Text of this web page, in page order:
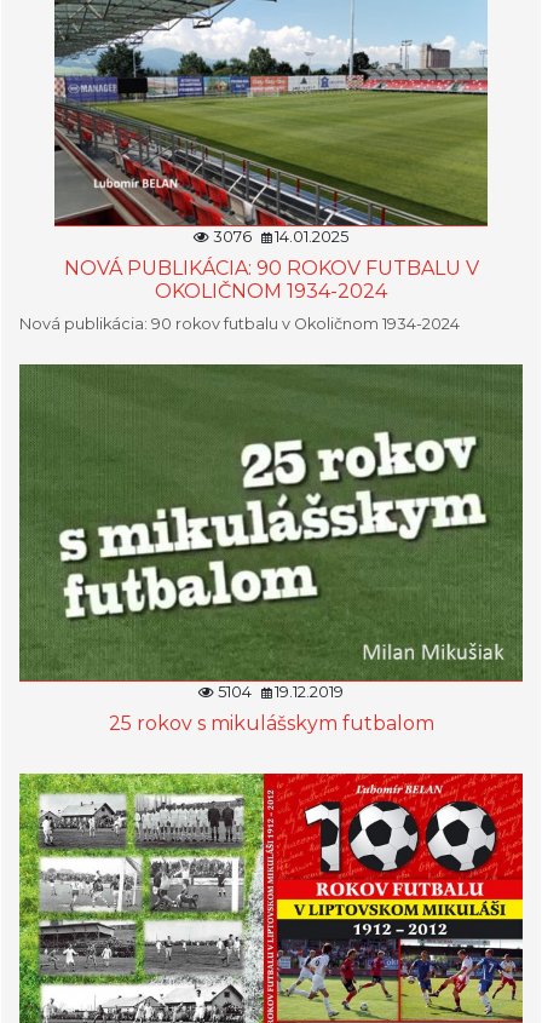
3076 14.01.2025
NOVÁ PUBLIKÁCIA: 90 ROKOV FUTBALU V
OKOLIČNOM 1934-2024
Nová publikácia: 90 rokov futbalu v Okoličnom 1934-2024
5104 19.12.2019
25 rokov s mikulášskym futbalom